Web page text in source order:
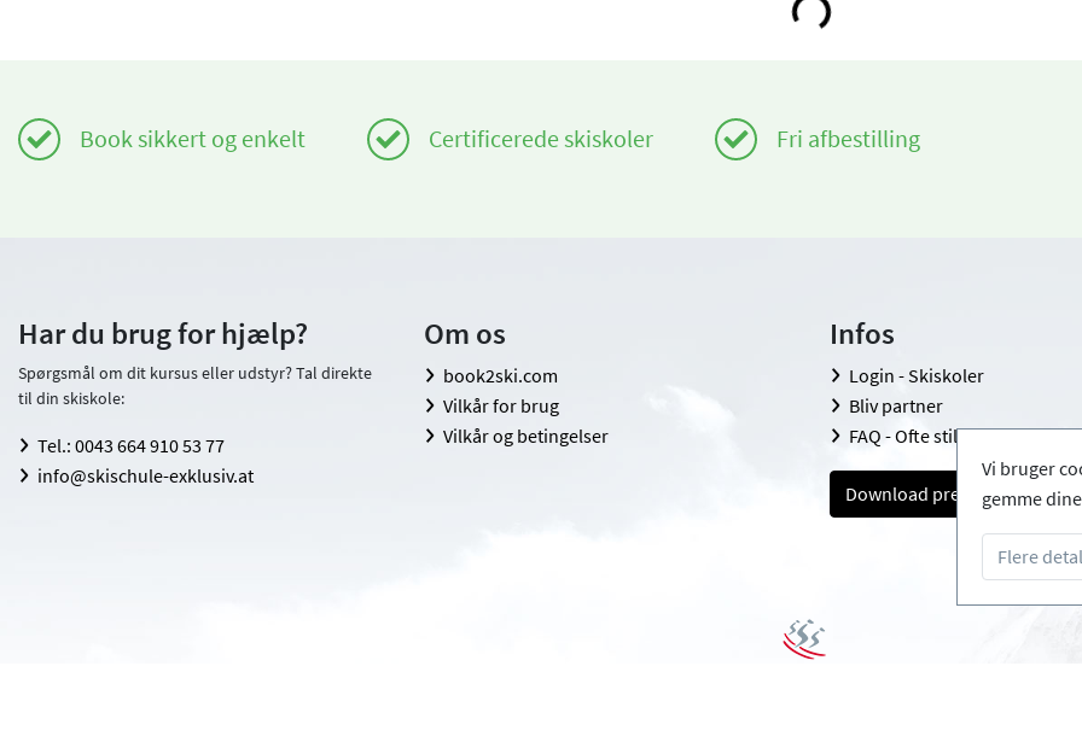
Loading...
Book sikkert og enkelt Certificerede skiskoler Fri afbestilling
Har du brug for hjælp?
Spørgsmål om dit kursus eller udstyr? Tal direkte
til din skiskole:
Tel.: 0043 664 910 53 77
info@skischule-exklusiv.at
Om os
book2ski.com
Vilkår for brug
Vilkår og betingelser
Infos
Login - Skiskoler
Bliv partner
FAQ - Ofte stillede sprøgsmål
Download pressemappe
Vi bruger
gemme
Flere